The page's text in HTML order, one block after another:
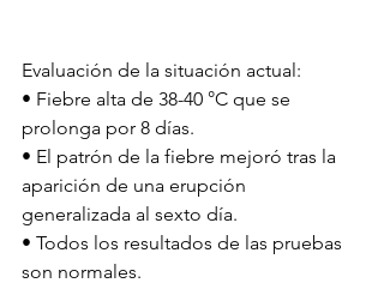
Evaluación de la situación actual:
• Fiebre alta de 38-40 °C que se
prolonga por 8 días.
• El patrón de la fiebre mejoró tras la
aparición de una erupción
generalizada al sexto día.
• Todos los resultados de las pruebas
son normales.